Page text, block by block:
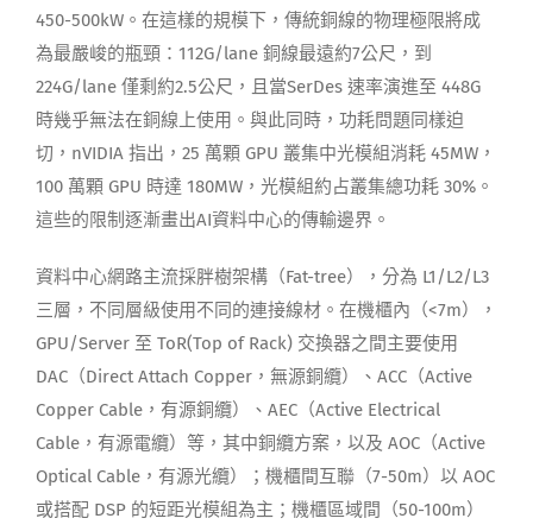
450-500kW。在這樣的規模下，傳統銅線的物理極限將成
為最嚴峻的瓶頸：112G/lane 銅線最遠約7公尺，到
224G/lane 僅剩約2.5公尺，且當SerDes 速率演進至 448G
時幾乎無法在銅線上使用。與此同時，功耗問題同樣迫
切，nVIDIA 指出，25 萬顆 GPU 叢集中光模組消耗 45MW，
100 萬顆 GPU 時達 180MW，光模組約占叢集總功耗 30%。
這些的限制逐漸畫出AI資料中心的傳輸邊界。
資料中心網路主流採胖樹架構（Fat-tree），分為 L1/L2/L3
三層，不同層級使用不同的連接線材。在機櫃內（<7m），
GPU/Server 至 ToR(Top of Rack) 交換器之間主要使用
DAC（Direct Attach Copper，無源銅纜）、ACC（Active
Copper Cable，有源銅纜）、AEC（Active Electrical
Cable，有源電纜）等，其中銅纜方案，以及 AOC（Active
Optical Cable，有源光纜）；機櫃間互聯（7-50m）以 AOC
或搭配 DSP 的短距光模組為主；機櫃區域間（50-100m）